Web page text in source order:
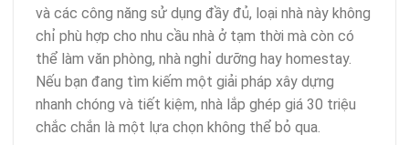
và các công năng sử dụng đầy đủ, loại nhà này không
chỉ phù hợp cho nhu cầu nhà ở tạm thời mà còn có
thể làm văn phòng, nhà nghỉ dưỡng hay homestay.
Nếu bạn đang tìm kiếm một giải pháp xây dựng
nhanh chóng và tiết kiệm, nhà lắp ghép giá 30 triệu
chắc chắn là một lựa chọn không thể bỏ qua.